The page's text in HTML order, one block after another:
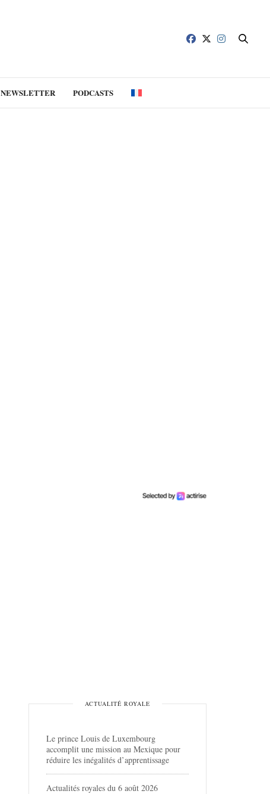
NEWSLETTER PODCASTS
ACTUALITÉ ROYALE
Le prince Louis de Luxembourg
accomplit une mission au Mexique pour
réduire les inégalités d’apprentissage
Actualités royales du 6 août 2026